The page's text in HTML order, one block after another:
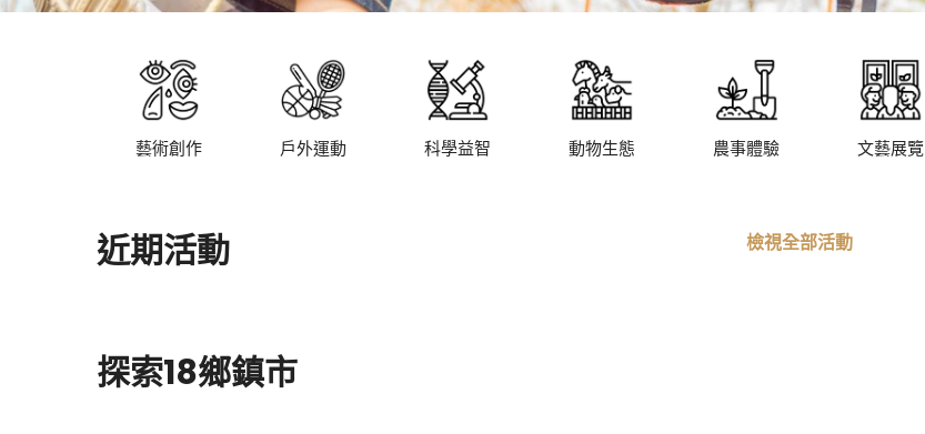
藝術創作 戶外運動 科學益智 動物生態 農事體驗 文藝展覽
近期活動 檢視全部活動
探索18鄉鎮市